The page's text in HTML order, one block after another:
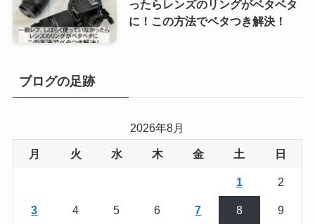
ったらレンズのリングがベタベタ
に！この方法でベタつき解決！
ブログの足跡
2026年8月
月 火 水 木 金 土 日
1 2
3 4 5 6 7 8 9